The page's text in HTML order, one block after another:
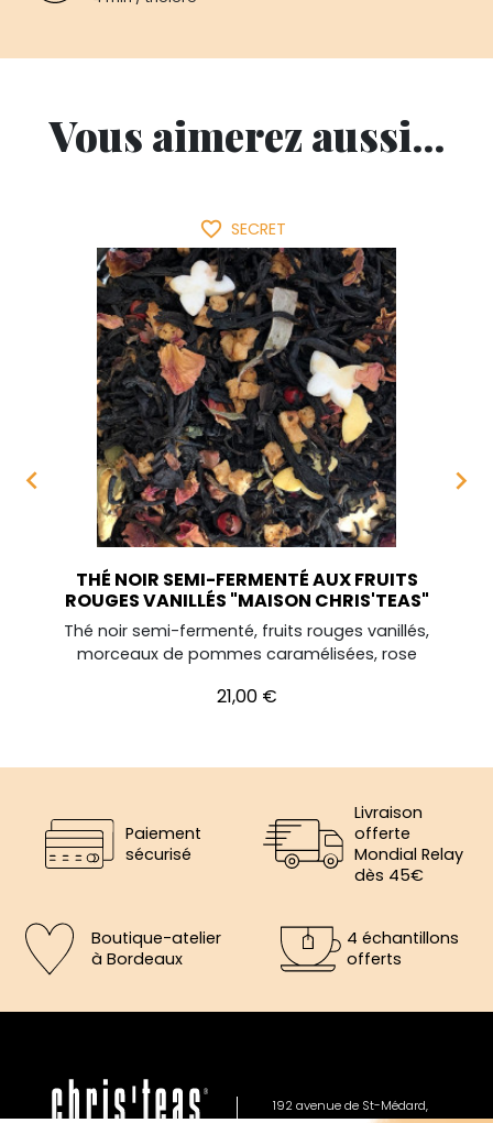
Vous aimerez aussi...

favorite_border SECRET
THÉ NOIR SEMI-FERMENTÉ AUX FRUITS
ROUGES VANILLÉS "MAISON CHRIS'TEAS"
Thé noir semi-fermenté, fruits rouges vanillés,
morceaux de pommes caramélisées, rose
Prix
21,00 €

Paiement
sécurisé
Livraison
offerte
Mondial Relay
dès 45€
Boutique-atelier
à Bordeaux
4 échantillons
offerts
192 avenue de St-Médard,
5€ offerts sur votre prochaine
commande